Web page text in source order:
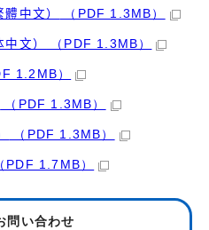
體中文） （PDF 1.3MB）
中文） （PDF 1.3MB）
1.2MB）
（PDF 1.3MB）
（PDF 1.3MB）
PDF 1.7MB）
問い合わせ